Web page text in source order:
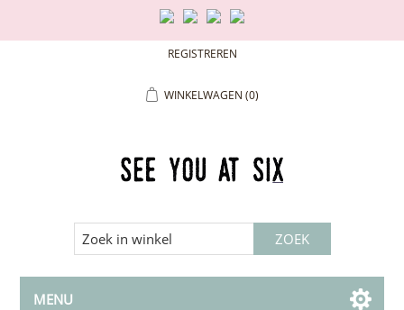
REGISTREREN
WINKELWAGEN (0)
MENU